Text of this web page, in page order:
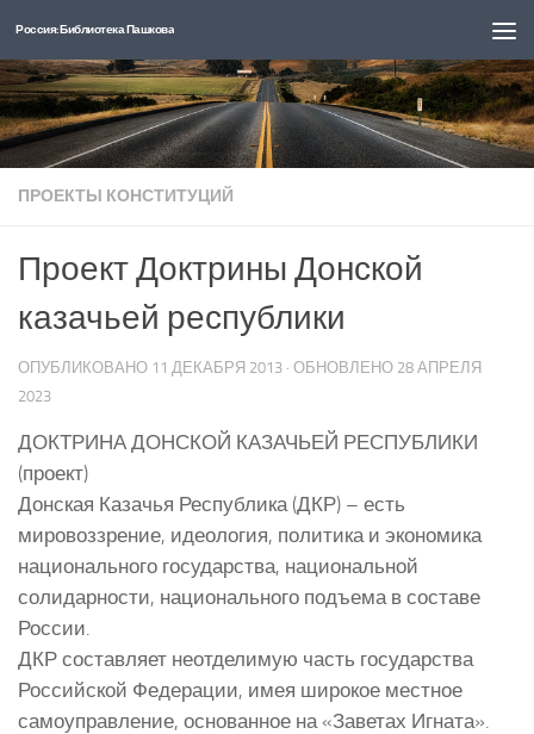
Перейти к содержимому
Россия: Библиотека Пашкова
ПРОЕКТЫ КОНСТИТУЦИЙ
Проект Доктрины Донской
казачьей республики
ОПУБЛИКОВАНО 11 ДЕКАБРЯ 2013 · ОБНОВЛЕНО 28 АПРЕЛЯ
2023
ДОКТРИНА ДОНСКОЙ КАЗАЧЬЕЙ РЕСПУБЛИКИ
(проект)
Донская Казачья Республика (ДКР) – есть
мировоззрение, идеология, политика и экономика
национального государства, национальной
солидарности, национального подъема в составе
России.
ДКР составляет неотделимую часть государства
Российской Федерации, имея широкое местное
самоуправление, основанное на «Заветах Игната».